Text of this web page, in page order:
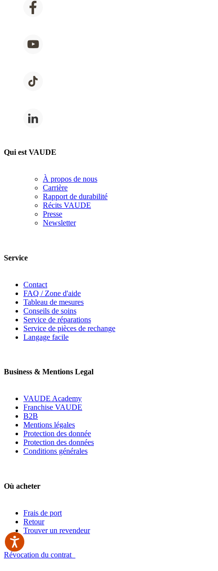
Qui est VAUDE
À propos de nous
Carrière
Rapport de durabilité
Récits VAUDE
Presse
Newsletter
Service
Contact
FAQ / Zone d'aide
Tableau de mesures
Conseils de soins
Service de réparations
Service de pièces de rechange
Langage facile
Business & Mentions Legal
VAUDE Academy
Franchise VAUDE
B2B
Mentions légales
Protection des donnée
Protection des données
Conditions générales
Où acheter
Frais de port
Retour
Trouver un revendeur
Révocation du contrat